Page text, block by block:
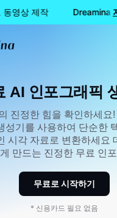
영상 제작 Dreamina
AI 인포그래픽 생성기
AI 인포그래픽
진정한 힘을 확인하세요!
성기를 사용하여 단순한
시각 자료로 변환하세요
만드는 진정한 무료 인
무료로 시작하기
* 신용카드 필요 없음